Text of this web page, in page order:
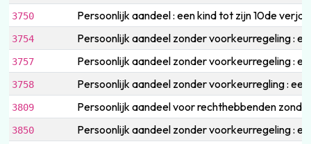
3750 Persoonlijk aandeel : een kind tot zijn 10de
3754 Persoonlijk aandeel zonder voorkeurregeling :
3757 Persoonlijk aandeel zonder voorkeurregeling :
3758 Persoonlijk aandeel zonder voorkeurregling :
3809 Persoonlijk aandeel voor rechthebbenden
3850 Persoonlijk aandeel zonder voorkeurregeling :